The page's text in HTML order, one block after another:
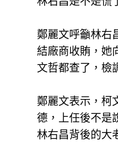
鄭麗文呼籲林右
結廠商收賄，她
文哲都查了，檢
鄭麗文表示，柯
德，上任後不是
林右昌背後的大